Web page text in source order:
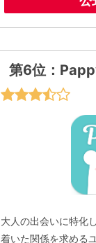
第6位：
大人の出会いに特化
着いた関係を求める